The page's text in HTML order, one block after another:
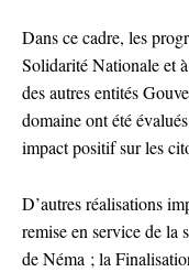
Dans ce cadre, les
Solidarité Nationale et
des autres entités
domaine ont été
impact positif sur les
D’autres réalisations
remise en service de la
de Néma ; la